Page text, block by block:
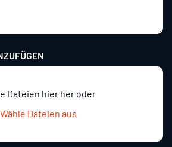
Dateien hier her oder
Wähle Dateien aus